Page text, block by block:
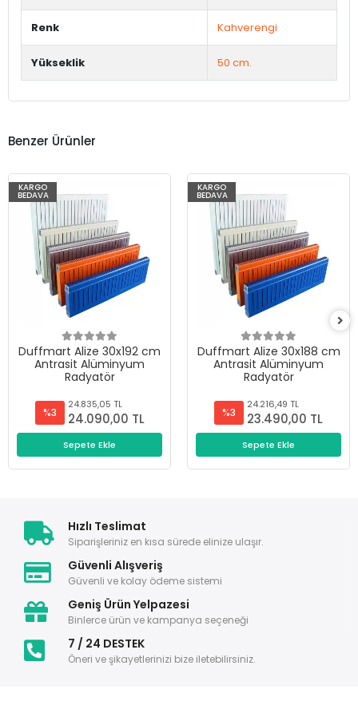
Renk Kahverengi
Yükseklik 50 cm.
Benzer Ürünler
KARGO
BEDAVA
Duffmart Alize 30x192 cm
Antrasit Alüminyum
Radyatör
%3
24.835,05 TL
24.090,00 TL
Sepete Ekle
KARGO
BEDAVA
Duffmart Alize 30x188 cm
Antrasit Alüminyum
Radyatör
%3
24.216,49 TL
23.490,00 TL
Sepete Ekle
Hızlı Teslimat
Siparişleriniz en kısa sürede elinize ulaşır.
Güvenli Alışveriş
Güvenli ve kolay ödeme sistemi
Geniş Ürün Yelpazesi
Binlerce ürün ve kampanya seçeneği
7 / 24 DESTEK
Öneri ve şikayetlerinizi bize iletebilirsiniz.